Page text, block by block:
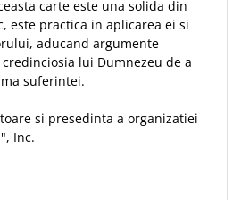
carte este una solida din
este practica in aplicarea ei si
aducand argumente
lui Dumnezeu de a
suferintei.
si presedinta a organizatiei
Inc.